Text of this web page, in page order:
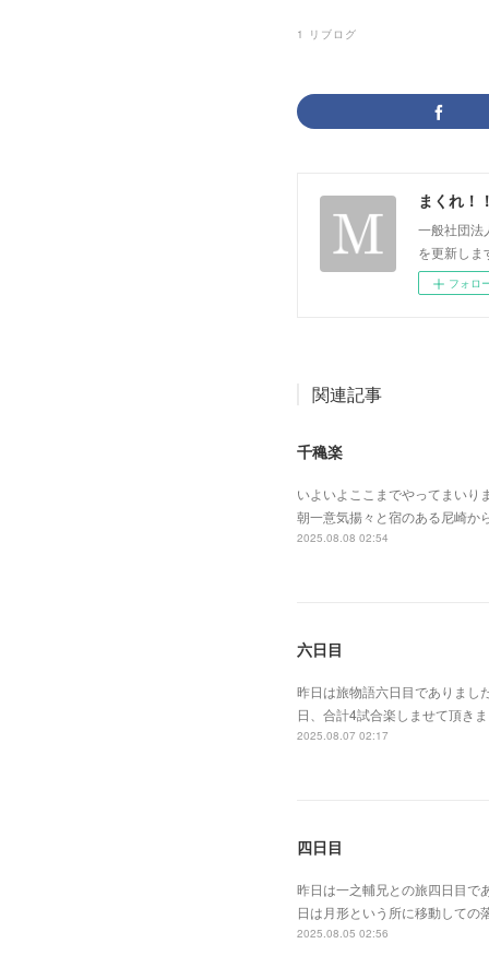
1 リブログ
まくれ！
一般社団
を更新し
フォロ
関連記事
千穐楽
いよいよここまでやってまいり
朝一意気揚々と宿のある尼崎か
2025.08.08 02:54
六日目
昨日は旅物語六日目でありまし
日、合計4試合楽しませて頂き
2025.08.07 02:17
四日目
昨日は一之輔兄との旅四日目で
日は月形という所に移動しての
2025.08.05 02:56